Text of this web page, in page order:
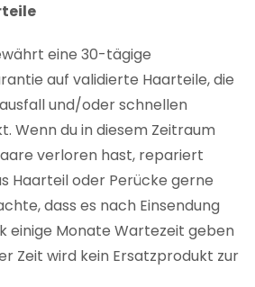
eine 30-tägige
auf validierte Haarteile, die
und/oder schnellen
Wenn du in diesem Zeitraum
verloren hast, repariert
Haarteil oder Perücke gerne
dass es nach Einsendung
einige Monate Wartezeit geben
Zeit wird kein Ersatzprodukt zur